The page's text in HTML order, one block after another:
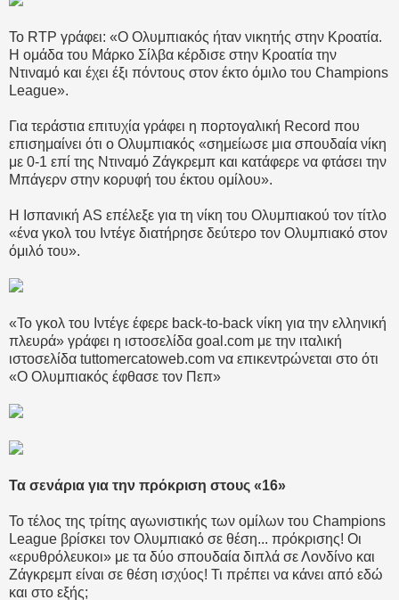
Το RTP γράφει: «Ο Ολυμπιακός ήταν νικητής στην Κροατία.
Η ομάδα του Μάρκο Σίλβα κέρδισε στην Κροατία την
Ντιναμό και έχει έξι πόντους στον έκτο όμιλο του Champions
League».
Για τεράστια επιτυχία γράφει η πορτογαλική Record που
επισημαίνει ότι ο Ολυμπιακός «σημείωσε μια σπουδαία νίκη
με 0-1 επί της Ντιναμό Ζάγκρεμπ και κατάφερε να φτάσει την
Μπάγερν στην κορυφή του έκτου ομίλου».
Η Ισπανική AS επέλεξε για τη νίκη του Ολυμπιακού τον τίτλο
«ένα γκολ του Ιντέγε διατήρησε δεύτερο τον Ολυμπιακό στον
όμιλό του».
«Το γκολ του Ιντέγε έφερε back-to-back νίκη για την ελληνική
πλευρά» γράφει η ιστοσελίδα goal.com με την ιταλική
ιστοσελίδα tuttomercatoweb.com να επικεντρώνεται στο ότι
«O Ολυμπιακός έφθασε τον Πεπ»
Τα σενάρια για την πρόκριση στους «16»
Το τέλος της τρίτης αγωνιστικής των ομίλων του Champions
League βρίσκει τον Ολυμπιακό σε θέση... πρόκρισης! Οι
«ερυθρόλευκοι» με τα δύο σπουδαία διπλά σε Λονδίνο και
Ζάγκρεμπ είναι σε θέση ισχύος! Τι πρέπει να κάνει από εδώ
και στο εξής;